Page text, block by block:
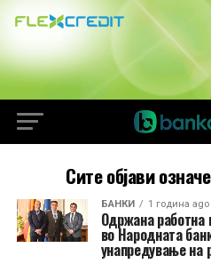
Сите објави
БАНКИ 1 година ago
Одржана работна
во Народната
унапредување на